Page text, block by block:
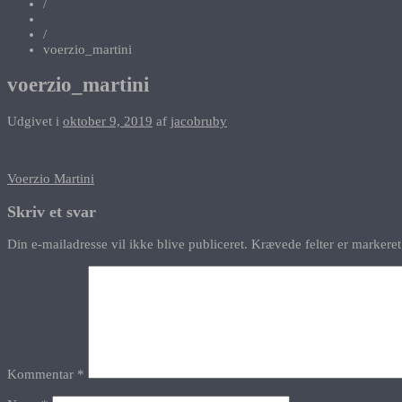
/
/
voerzio_martini
voerzio_martini
Udgivet i oktober 9, 2019 af jacobruby
Indlægsnavigation
Voerzio Martini
Skriv et svar
Din e-mailadresse vil ikke blive publiceret. Krævede felter er
Kommentar *